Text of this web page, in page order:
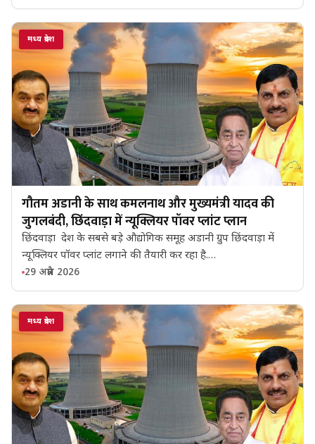
मध्य प्रदेश
गौतम अडानी के साथ कमलनाथ और मुख्यमंत्री यादव की
जुगलबंदी, छिंदवाड़ा में न्यूक्लियर पॉवर प्लांट प्लान
छिंदवाड़ा देश के सबसे बड़े औद्योगिक समूह अडानी ग्रुप छिंदवाड़ा में
न्यूक्लियर पॉवर प्लांट लगाने की तैयारी कर रहा है.…
29 अप्रैल 2026
मध्य प्रदेश